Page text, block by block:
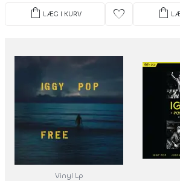
shopping_bag LÆG I KURV favorite shopping_bag
Vinyl Lp